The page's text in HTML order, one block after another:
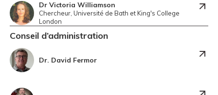
Dr Victoria Williamson
Chercheur, Université de Bath et King's College
London
Conseil d’administration
Dr. David Fermor